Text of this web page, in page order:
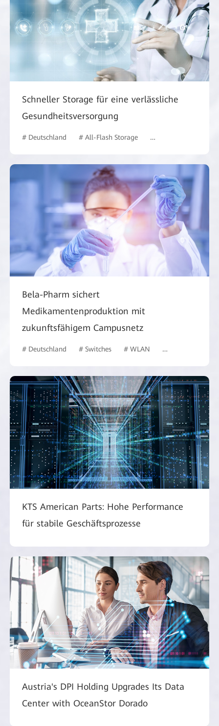
Schneller Storage für eine verlässliche
Gesundheitsversorgung
# Deutschland # All-Flash Storage # Gesundheitswesen
Bela-Pharm sichert
Medikamentenproduktion mit
zukunftsfähigem Campusnetz
# Deutschland # Switches # WLAN #
KTS American Parts: Hohe Performance
für stabile Geschäftsprozesse
Austria's DPI Holding Upgrades Its Data
Center with OceanStor Dorado